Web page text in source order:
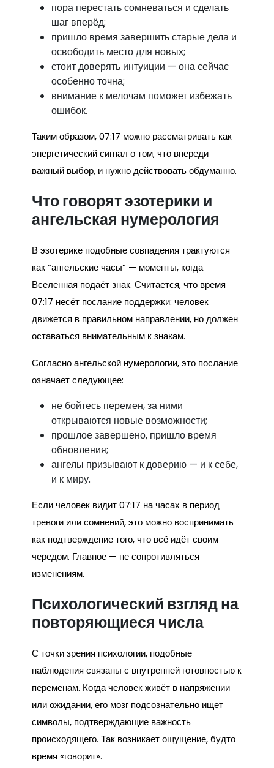
пора перестать сомневаться и сделать
шаг вперёд;
пришло время завершить старые дела и
освободить место для новых;
стоит доверять интуиции — она сейчас
особенно точна;
внимание к мелочам поможет избежать
ошибок.
Таким образом, 07:17 можно рассматривать как
энергетический сигнал о том, что впереди
важный выбор, и нужно действовать обдуманно.
Что говорят эзотерики и
ангельская нумерология
В эзотерике подобные совпадения трактуются
как “ангельские часы” — моменты, когда
Вселенная подаёт знак. Считается, что время
07:17 несёт послание поддержки: человек
движется в правильном направлении, но должен
оставаться внимательным к знакам.
Согласно ангельской нумерологии, это послание
означает следующее:
не бойтесь перемен, за ними
открываются новые возможности;
прошлое завершено, пришло время
обновления;
ангелы призывают к доверию — и к себе,
и к миру.
Если человек видит 07:17 на часах в период
тревоги или сомнений, это можно воспринимать
как подтверждение того, что всё идёт своим
чередом. Главное — не сопротивляться
изменениям.
Психологический взгляд на
повторяющиеся числа
С точки зрения психологии, подобные
наблюдения связаны с внутренней готовностью к
переменам. Когда человек живёт в напряжении
или ожидании, его мозг подсознательно ищет
символы, подтверждающие важность
происходящего. Так возникает ощущение, будто
время «говорит».